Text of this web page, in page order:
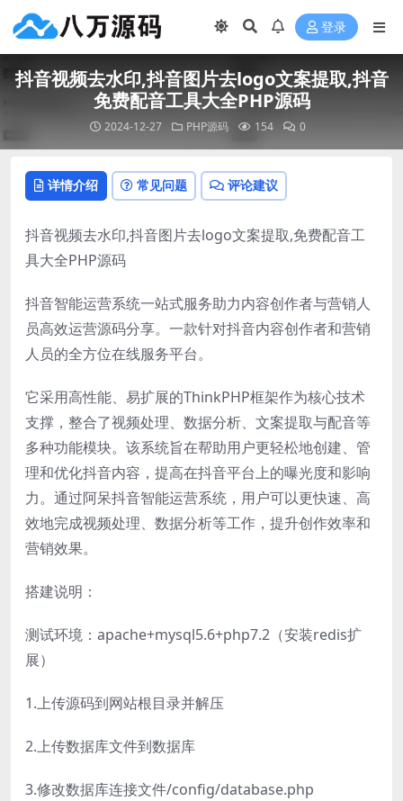
登录
抖音视频去水印,抖音图片去logo文案提取,抖音
免费配音工具大全PHP源码
2024-12-27 PHP源码 154 0
详情介绍 常见问题 评论建议
抖音视频去水印,抖音图片去logo文案提取,免费配音工
具大全PHP源码
抖音智能运营系统一站式服务助力内容创作者与营销人
员高效运营源码分享。一款针对抖音内容创作者和营销
人员的全方位在线服务平台。
它采用高性能、易扩展的ThinkPHP框架作为核心技术
支撑，整合了视频处理、数据分析、文案提取与配音等
多种功能模块。该系统旨在帮助用户更轻松地创建、管
理和优化抖音内容，提高在抖音平台上的曝光度和影响
力。通过阿呆抖音智能运营系统，用户可以更快速、高
效地完成视频处理、数据分析等工作，提升创作效率和
营销效果。
搭建说明：
测试环境：apache+mysql5.6+php7.2（安装redis扩
展）
1.上传源码到网站根目录并解压
2.上传数据库文件到数据库
3.修改数据库连接文件/config/database.php